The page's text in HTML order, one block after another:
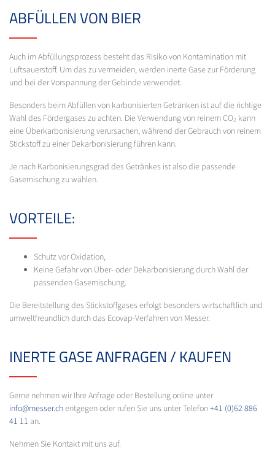
ABFÜLLEN VON BIER
Auch im Abfüllungsprozess besteht das Risiko von Kontamination mit
Luftsauerstoff. Um das zu vermeiden, werden inerte Gase zur Förderung
und bei der Vorspannung der Gebinde verwendet.
Besonders beim Abfüllen von karbonisierten Getränken ist auf die richtige
Wahl des Fördergases zu achten. Die Verwendung von reinem CO2 kann
eine Überkarbonisierung verursachen, während der Gebrauch von reinem
Stickstoff zu einer Dekarbonisierung führen kann.
Je nach Karbonisierungsgrad des Getränkes ist also die passende
Gasemischung zu wählen.
VORTEILE:
Schutz vor Oxidation,
Keine Gefahr von Über- oder Dekarbonisierung durch Wahl der
passenden Gasemischung.
Die Bereitstellung des Stickstoffgases erfolgt besonders wirtschaftlich und
umweltfreundlich durch das Ecovap-Verfahren von Messer.
INERTE GASE ANFRAGEN / KAUFEN
Gerne nehmen wir Ihre Anfrage oder Bestellung online unter
info@messer.chentgegen oder rufen Sie uns unter Telefon+41 (0)62 886
41 11 an.
Nehmen Sie Kontakt mit uns auf.